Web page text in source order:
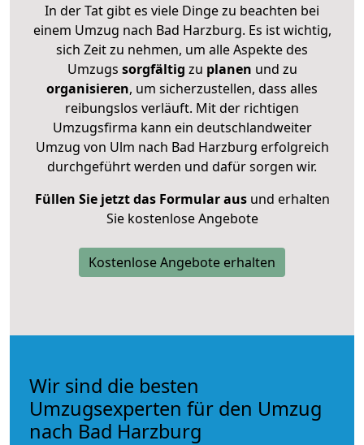
In der Tat gibt es viele Dinge zu beachten bei
einem Umzug nach Bad Harzburg. Es ist wichtig,
sich Zeit zu nehmen, um alle Aspekte des
Umzugs sorgfältig zu planen und zu
organisieren, um sicherzustellen, dass alles
reibungslos verläuft. Mit der richtigen
Umzugsfirma kann ein deutschlandweiter
Umzug von Ulm nach Bad Harzburg erfolgreich
durchgeführt werden und dafür sorgen wir.
Füllen Sie jetzt das Formular ausund erhalten
Sie kostenlose Angebote
Kostenlose Angebote erhalten
Wir sind die besten
Umzugsexperten für den Umzug
nach Bad Harzburg